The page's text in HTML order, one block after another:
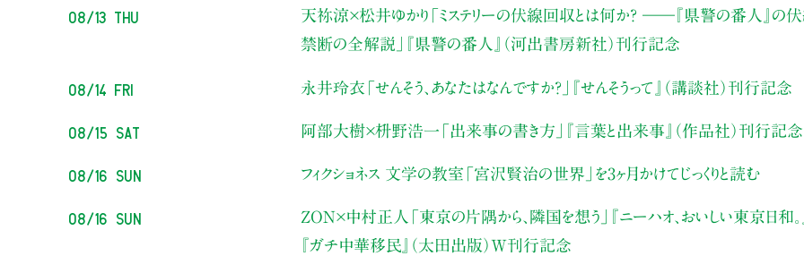
08/13 Thu 天祢涼×松井ゆかり 「ミステリーの伏線回収とは何か？ ――『県警の番人』の
禁断の全解説」
『県警の番人』（河出書房新社）刊行記念
08/14 Fri 永井玲衣 「せんそう、あなたはなんですか？」 『せんそうって』（講談社）刊行記念
08/15 Sat 阿部大樹×枡野浩一 「出来事の書き方」 『言葉と出来事』（作品社）刊行記念
08/16 Sun フィクショネス 文学の教室 「宮沢賢治の世界」を3ヶ月かけてじっくりと読む
08/16 Sun ZON×中村正人 「東京の片隅から、隣国を想う」
『ニーハオ、おいしい東京日和。
『ガチ中華移民』（太田出版）W刊行記念